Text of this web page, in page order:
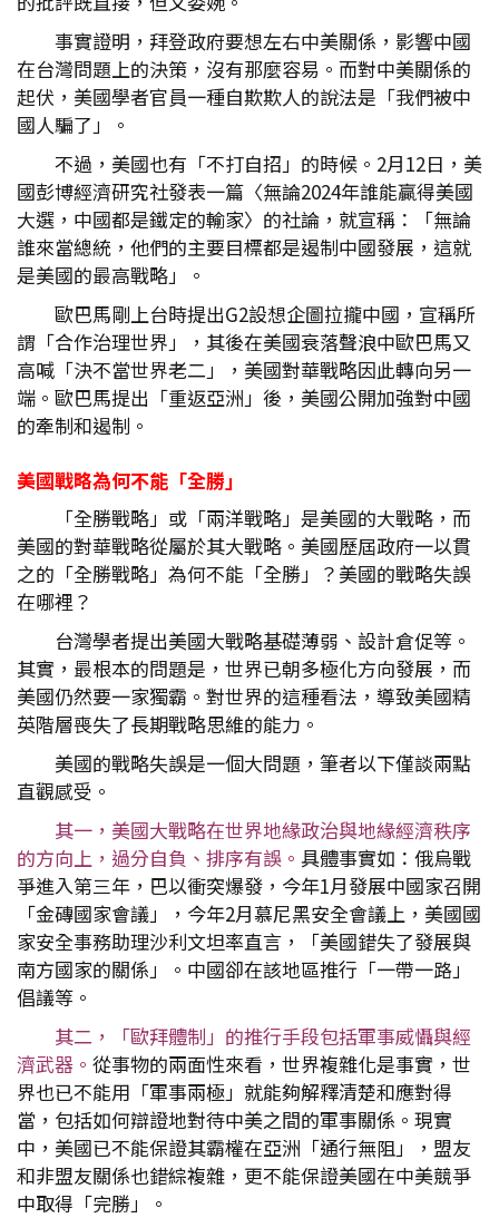
事實證明，拜登政府要想左右中美關係，影響中國
在台灣問題上的決策，沒有那麼容易。而對中美關係的
起伏，美國學者官員一種自欺欺人的說法是「我們被中
國人騙了」。
不過，美國也有「不打自招」的時候。2月12日，美
國彭博經濟研究社發表一篇〈無論2024年誰能贏得美國
大選，中國都是鐵定的輸家〉的社論，就宣稱：「無論
誰來當總統，他們的主要目標都是遏制中國發展，這就
是美國的最高戰略」。
歐巴馬剛上台時提出G2設想企圖拉攏中國，宣稱所
謂「合作治理世界」，其後在美國衰落聲浪中歐巴馬又
高喊「決不當世界老二」，美國對華戰略因此轉向另一
端。歐巴馬提出「重返亞洲」後，美國公開加強對中國
的牽制和遏制。
美國戰略為何不能「全勝」
「全勝戰略」或「兩洋戰略」是美國的大戰略，而
美國的對華戰略從屬於其大戰略。美國歷屆政府一以貫
之的「全勝戰略」為何不能「全勝」？美國的戰略失誤
在哪裡？
台灣學者提出美國大戰略基礎薄弱、設計倉促等。
其實，最根本的問題是，世界已朝多極化方向發展，而
美國仍然要一家獨霸。對世界的這種看法，導致美國精
英階層喪失了長期戰略思維的能力。
美國的戰略失誤是一個大問題，筆者以下僅談兩點
直觀感受。
其一，美國大戰略在世界地緣政治與地緣經濟秩序
的方向上，過分自負、排序有誤。 具體事實如：俄烏戰
爭進入第三年，巴以衝突爆發，今年1月發展中國家召開
「金磚國家會議」，今年2月慕尼黑安全會議上，美國國
家安全事務助理沙利文坦率直言，「美國錯失了發展與
南方國家的關係」。中國卻在該地區推行「一帶一路」
倡議等。
其二，「歐拜體制」的推行手段包括軍事威懾與經
濟武器。 從事物的兩面性來看，世界複雜化是事實，世
界也已不能用「軍事兩極」就能夠解釋清楚和應對得
當，包括如何辯證地對待中美之間的軍事關係。現實
中，美國已不能保證其霸權在亞洲「通行無阻」，盟友
和非盟友關係也錯綜複雜，更不能保證美國在中美競爭
中取得「完勝」。